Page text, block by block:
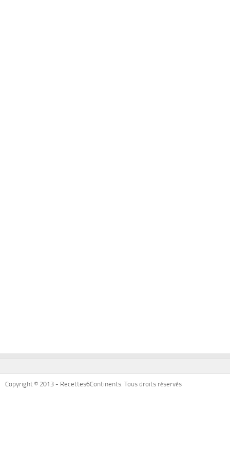
Copyright © 2013 - Recettes6Continents. Tous droits réservés